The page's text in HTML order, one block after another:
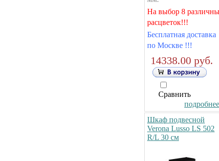
На выбор 8
расцветок!!!
Бесплатная доставка
по Москве !!!
14338.00 руб.
Сравнить
Шкаф подвесной
Verona Lusso LS 502
R/L 30 см